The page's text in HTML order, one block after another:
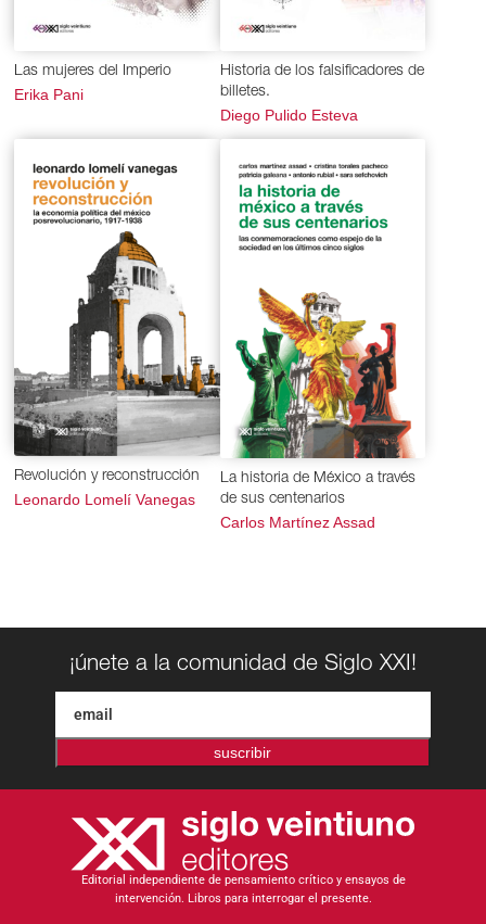
Las mujeres del Imperio
Erika Pani
Historia de los falsificadores de
billetes.
Diego Pulido Esteva
Revolución y reconstrucción
Leonardo Lomelí Vanegas
La historia de México a través
de sus centenarios
Carlos Martínez Assad
¡únete a la comunidad de Siglo XXI!
suscribir
Editorial independiente de pensamiento crítico y ensayos de
intervención. Libros para interrogar el presente.